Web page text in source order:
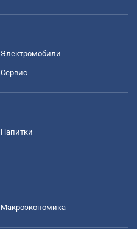
Электромобили
Сервис
Напитки
Mакроэкономика